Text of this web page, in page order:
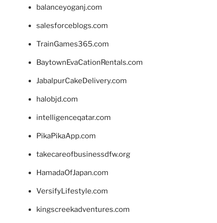
balanceyoganj.com
salesforceblogs.com
TrainGames365.com
BaytownEvaCationRentals.com
JabalpurCakeDelivery.com
halobjd.com
intelligenceqatar.com
PikaPikaApp.com
takecareofbusinessdfw.org
HamadaOfJapan.com
VersifyLifestyle.com
kingscreekadventures.com